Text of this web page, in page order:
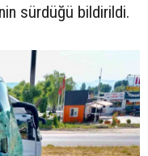
sürdüğü bildirildi.